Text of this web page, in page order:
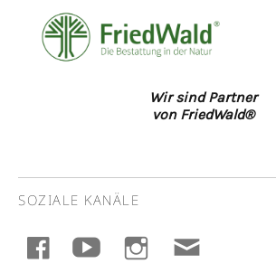
Wir sind Partner
von FriedWald®
SOZIALE KANÄLE
facebook youtube instagram